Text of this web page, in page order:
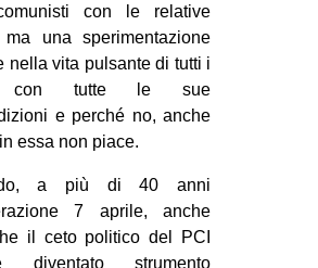
con le relative
ma una sperimentazione
nella vita pulsante di tutti i
con tutte le sue
e perché no, anche
essa non piace.
a più di 40 anni
7 aprile, anche
il ceto politico del PCI
diventato strumento